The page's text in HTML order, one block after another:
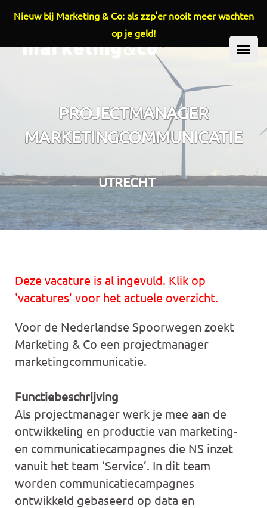
Overslaan en naar de inhoud gaan
PROJECTMANAGER
MARKETINGCOMMUNICATIE
UTRECHT
Deze vacature is al ingevuld. Klik op
'vacatures' voor het actuele overzicht.
Voor de Nederlandse Spoorwegen zoekt
Marketing & Co een projectmanager
marketingcommunicatie.
Functiebeschrijving
Als projectmanager werk je mee aan de
ontwikkeling en productie van marketing-
en communicatiecampagnes die NS inzet
vanuit het team ‘Service’. In dit team
worden communicatiecampagnes
ontwikkeld gebaseerd op data en
Nieuw bij Marketing & Co: als zzp'er nooit meer wachten
op je geld!